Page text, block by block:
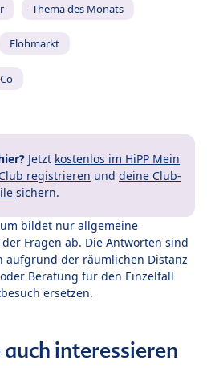
Thema des Monats
Flohmarkt
Jetzt kostenlos im HiPP Mein
registrieren und deine Club-
sichern.
bildet nur allgemeine
Fragen ab. Die Antworten sind
aufgrund der räumlichen Distanz
Beratung für den Einzelfall
ersetzen.
interessieren